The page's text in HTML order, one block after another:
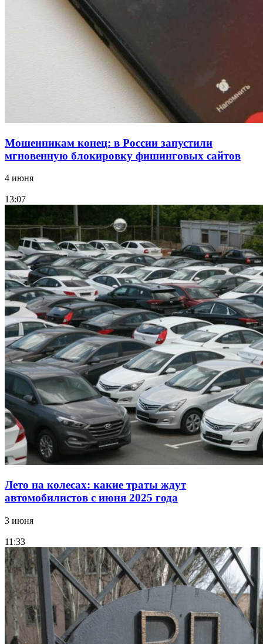
Волгоградские компании нарастили экспорт:
заключены контракты на 3,6 млн долларов
Мошенникам конец: в России запустили
мгновенную блокировку фишинговых сайтов
4 июня
13:07
Лето на колесах: какие траты ждут
автомобилистов с июня 2025 года
3 июня
11:33